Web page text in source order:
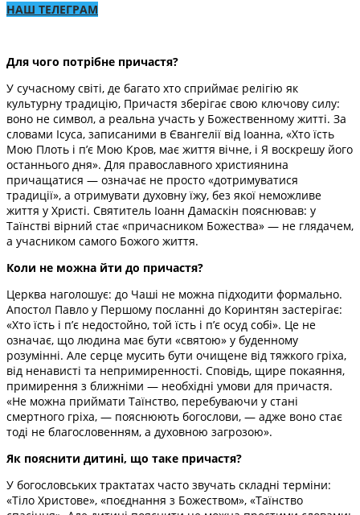
НАШ ТЕЛЕГРАМ
Для чого потрібне причастя?
У сучасному світі, де багато хто сприймає релігію як
культурну традицію, Причастя зберігає свою ключову силу:
воно не символ, а реальна участь у Божественному житті. За
словами Ісуса, записаними в Євангелії від Іоанна, «Хто їсть
Мою Плоть і п’є Мою Кров, має життя вічне, і Я воскрешу його
останнього дня». Для православного християнина
причащатися — означає не просто «дотримуватися
традиції», а отримувати духовну їжу, без якої неможливе
життя у Христі. Святитель Іоанн Дамаскін пояснював: у
Таїнстві вірний стає «причасником Божества» — не глядачем,
а учасником самого Божого життя.
Коли не можна йти до причастя?
Церква наголошує: до Чаші не можна підходити формально.
Апостол Павло у Першому посланні до Коринтян застерігає:
«Хто їсть і п’є недостойно, той їсть і п’є осуд собі». Це не
означає, що людина має бути «святою» у буденному
розумінні. Але серце мусить бути очищене від тяжкого гріха,
від ненависті та непримиренності. Сповідь, щире покаяння,
примирення з ближніми — необхідні умови для причастя.
«Не можна приймати Таїнство, перебуваючи у стані
смертного гріха, — пояснюють богослови, — адже воно стає
тоді не благословенням, а духовною загрозою».
Як пояснити дитині, що таке причастя?
У богословських трактатах часто звучать складні терміни:
«Тіло Христове», «поєднання з Божеством», «Таїнство